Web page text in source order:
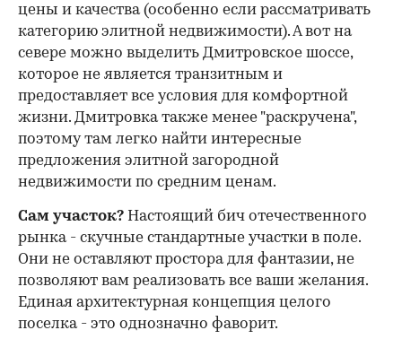
цены и качества (особенно если рассматривать
категорию элитной недвижимости). А вот на
севере можно выделить Дмитровское шоссе,
которое не является транзитным и
предоставляет все условия для комфортной
жизни. Дмитровка также менее "раскручена",
поэтому там легко найти интересные
предложения элитной загородной
недвижимости по средним ценам.
Сам участок? Настоящий бич отечественного
рынка - скучные стандартные участки в поле.
Они не оставляют простора для фантазии, не
позволяют вам реализовать все ваши желания.
Единая архитектурная концепция целого
поселка - это однозначно фаворит.